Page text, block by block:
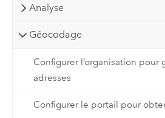
Analyse
Géocodage
Configurer l’organisation pour
adresses
Configurer le portail pour